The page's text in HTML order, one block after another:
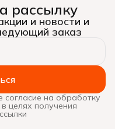
рассылку
и новости и
заказ
согласие на обработку
целях получения